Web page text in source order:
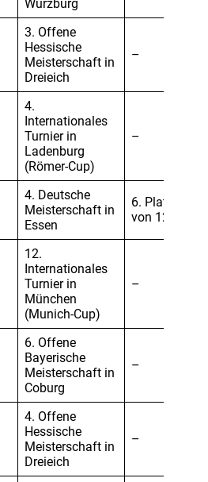
Würzburg
3. Offene
Hessische
Meisterschaft in
Dreieich
–
4.
Internationales
Turnier in
Ladenburg
(Römer-Cup)
–
4. Deutsche
Meisterschaft in
Essen
6. Platz
von 12
12.
Internationales
Turnier in
München
(Munich-Cup)
–
6. Offene
Bayerische
Meisterschaft in
Coburg
–
4. Offene
Hessische
Meisterschaft in
Dreieich
–